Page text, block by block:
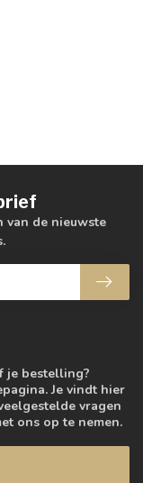
je bestelling?
Je vindt hier
vragen
ons op te nemen.
van de nieuwste